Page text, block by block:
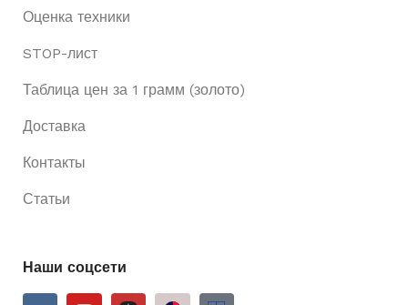
Оценка техники
STOP-лист
Таблица цен за 1 грамм (золото)
Доставка
Контакты
Статьи
Наши соцсети